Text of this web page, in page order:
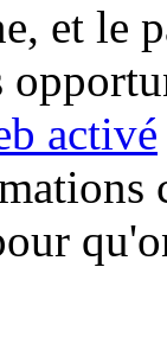
et le
activé